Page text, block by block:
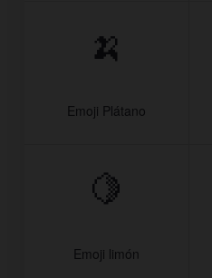
🍌
Emoji Plátano
🍋
Emoji limón